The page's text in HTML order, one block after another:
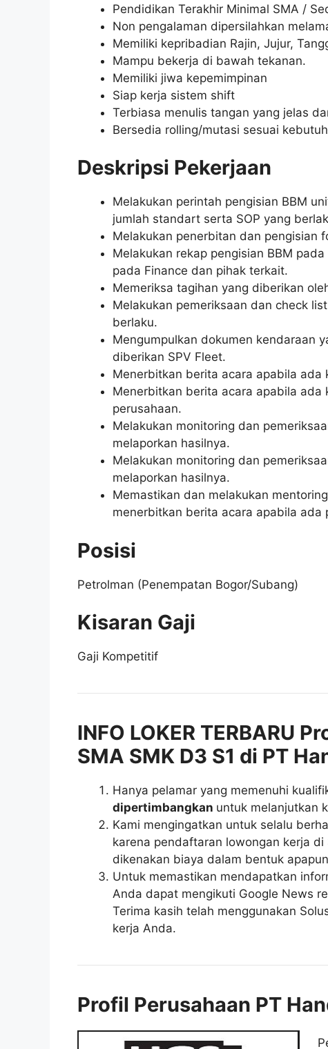
Pendidikan Terakhir Minimal SMA /
Non pengalaman dipersilahkan
Memiliki kepribadian Rajin, Jujur,
Mampu bekerja di bawah tekanan.
Memiliki jiwa kepemimpinan
Siap kerja sistem shift
Terbiasa menulis tangan yang jelas
Bersedia rolling/mutasi sesuai
Deskripsi Pekerjaan
Melakukan perintah pengisian BBM
jumlah standart serta SOP yang
Melakukan penerbitan dan pengisian
Melakukan rekap pengisian BBM
pada Finance dan pihak terkait.
Memeriksa tagihan yang diberikan
Melakukan pemeriksaan dan check
berlaku.
Mengumpulkan dokumen kendaraan
diberikan SPV Fleet.
Menerbitkan berita acara apabila ada
Menerbitkan berita acara apabila ada
perusahaan.
Melakukan monitoring dan
melaporkan hasilnya.
Melakukan monitoring dan
melaporkan hasilnya.
Memastikan dan melakukan
menerbitkan berita acara apabila ada
Posisi
Petrolman (Penempatan Bogor/Subang)
Kisaran Gaji
Gaji Kompetitif
INFO LOKER TERBARU
SMA SMK D3 S1 di PT
Hanya pelamar yang memenuhi
dipertimbangkan untuk melanjutkan
Kami mengingatkan untuk selalu
karena pendaftaran lowongan kerja
dikenakan biaya dalam bentuk
Untuk memastikan mendapatkan
Anda dapat mengikuti Google News
Terima kasih telah menggunakan
kerja Anda.
Profil Perusahaan PT